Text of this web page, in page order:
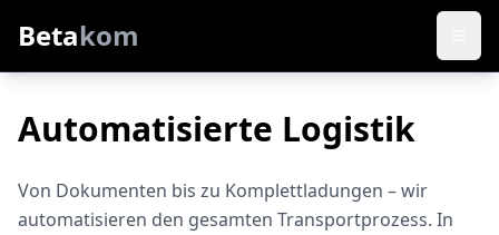
Betakom
Automatisierte Logistik
Von Dokumenten bis zu Komplettladungen – wir
automatisieren den gesamten Transportprozess. In